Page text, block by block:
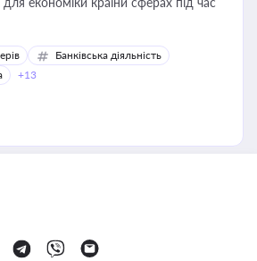
Банківська діяльність
+13